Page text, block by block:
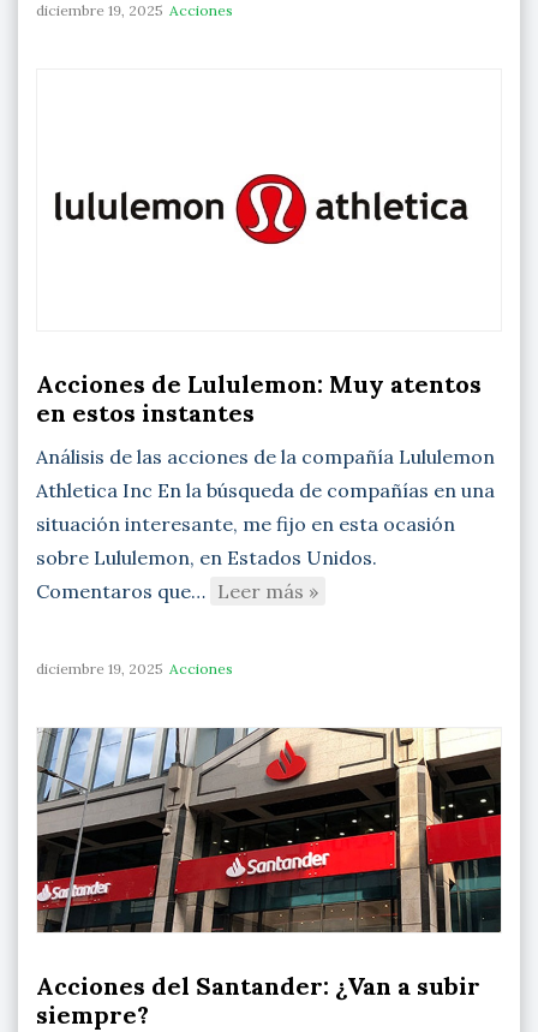
diciembre 19, 2025 Acciones
Acciones de Lululemon: Muy atentos
en estos instantes
Análisis de las acciones de la compañía Lululemon
Athletica Inc En la búsqueda de compañías en una
situación interesante, me fijo en esta ocasión
sobre Lululemon, en Estados Unidos.
Comentaros que… Leer más »
diciembre 19, 2025 Acciones
Acciones del Santander: ¿Van a subir
siempre?